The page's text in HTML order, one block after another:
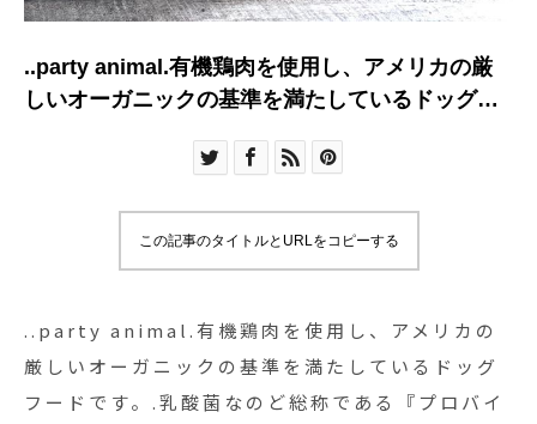
..party animal.有機鶏肉を使用し、アメリカの厳
しいオーガニックの基準を満たしているドッグフ
ティクス』を配合◎.継続的に食べ続ける事で腸内
の抑制やガンの予防にも繋がります。.涙やけ、毛
ワンちゃんのこれからの健康に是非一度お試し下
さいGROOM HAUSopen 9:00close 18:00松江市
乃白町200270852-61-
この記事のタイトルとURLをコピーする
..party animal.有機鶏肉を使用し、アメリカの
厳しいオーガニックの基準を満たしているドッグ
フードです。.乳酸菌なのど総称である『プロバイ